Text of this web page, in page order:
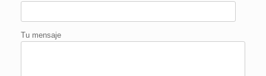
Tu mensaje